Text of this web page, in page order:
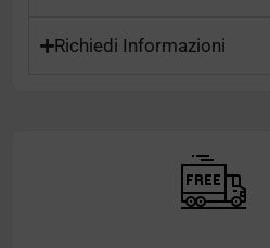
Richiedi Informazioni